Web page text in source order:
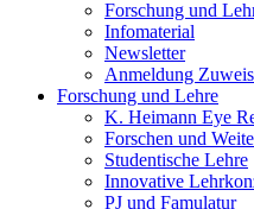
Forschung und
Infomaterial
Newsletter
Anmeldung
Forschung und Lehre
K. Heimann Eye
Forschen und
Studentische Lehre
Innovative
PJ und Famulatur